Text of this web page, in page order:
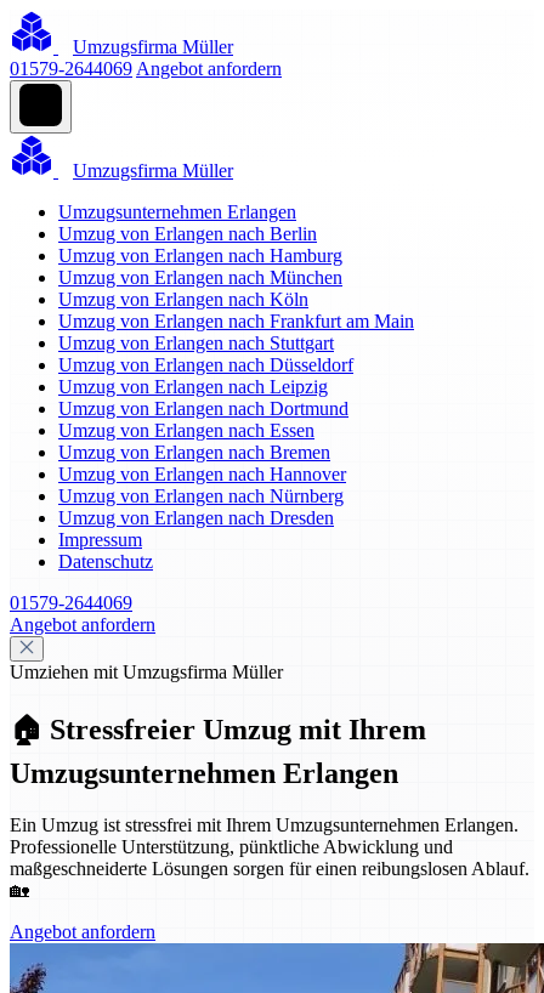
Umzugsfirma Müller
01579-2644069 Angebot anfordern
Umzugsfirma Müller
Umzugsunternehmen Erlangen
Umzug von Erlangen nach Berlin
Umzug von Erlangen nach Hamburg
Umzug von Erlangen nach München
Umzug von Erlangen nach Köln
Umzug von Erlangen nach Frankfurt am Main
Umzug von Erlangen nach Stuttgart
Umzug von Erlangen nach Düsseldorf
Umzug von Erlangen nach Leipzig
Umzug von Erlangen nach Dortmund
Umzug von Erlangen nach Essen
Umzug von Erlangen nach Bremen
Umzug von Erlangen nach Hannover
Umzug von Erlangen nach Nürnberg
Umzug von Erlangen nach Dresden
Impressum
Datenschutz
01579-2644069
Angebot anfordern
Umziehen mit Umzugsfirma Müller
🏠 Stressfreier Umzug mit Ihrem
Umzugsunternehmen Erlangen
Ein Umzug ist stressfrei mit Ihrem Umzugsunternehmen Erlangen.
Professionelle Unterstützung, pünktliche Abwicklung und
maßgeschneiderte Lösungen sorgen für einen reibungslosen Ablauf.
🏡
Angebot anfordern